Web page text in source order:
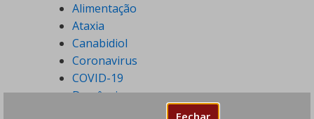
Fechar
Alimentação
Ataxia
Canabidiol
Coronavirus
COVID-19
Demências